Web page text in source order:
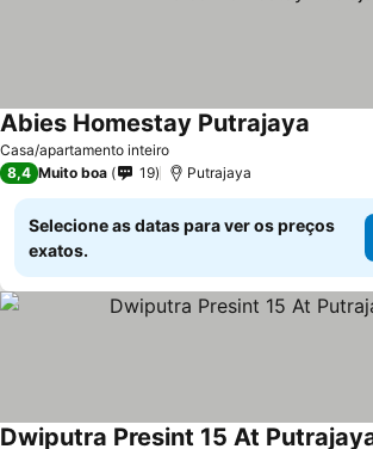
Casa/apartamento inteiro
Abies Homestay Putrajaya
8,4 Muito boa 19 Putrajaya
Selecione as datas para ver os preços
exatos.
Dwiputra Presint 15 At